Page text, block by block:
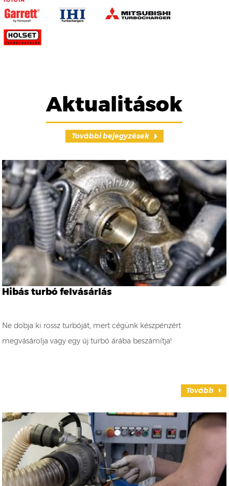
Aktualitások
További bejegyzések
Hibás turbó felvásárlás
Ne dobja ki rossz turbóját, mert cégünk készpénzért
megvásárolja vagy egy új turbó árába beszámítja!
Tovább